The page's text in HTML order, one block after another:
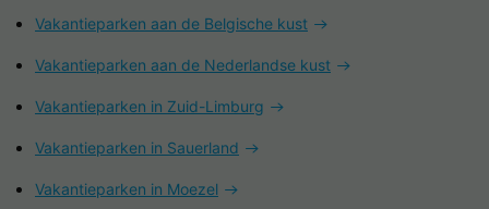
Vakantieparken aan de Belgische kust
Vakantieparken aan de Nederlandse kust
Vakantieparken in Zuid-Limburg
Vakantieparken in Sauerland
Vakantieparken in Moezel